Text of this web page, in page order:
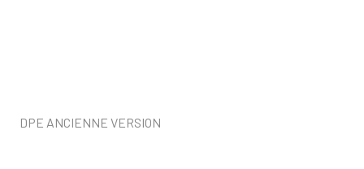
DPE ANCIENNE VERSION